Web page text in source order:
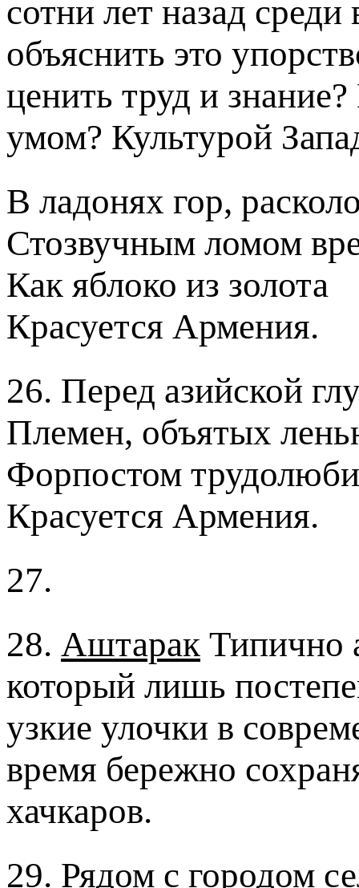
сотни лет назад
объяснить это
ценить труд и
умом? Культурой
В ладонях гор,
Стозвучным ломом
Как яблоко из золота
Красуется Армения.
26. Перед азийской
Племен, объятых
Форпостом
Красуется Армения.
27.
28. Аштарак Типично
который лишь
узкие улочки в
время бережно
хачкаров.
29. Рядом с городом